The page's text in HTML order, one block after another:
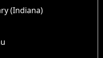
(Indiana)